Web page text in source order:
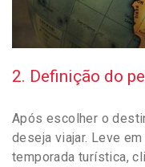
2. Definição do
Após escolher o
deseja viajar. Leve
temporada turística,